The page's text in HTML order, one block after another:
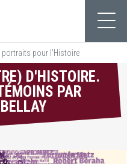
portraits pour l’Histoire
D'HISTOIRE.
PAR